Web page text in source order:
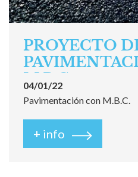
PROYECTO
M.B.C.
04/01/22
Pavimentación con M.B.C.
+ info